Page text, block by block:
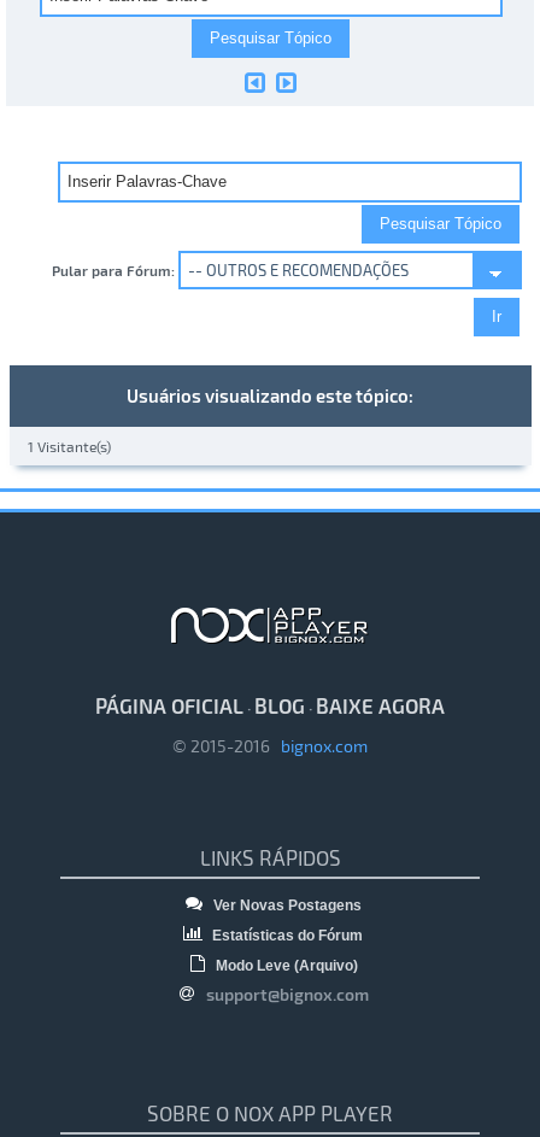
Pular para Fórum:
Usuários visualizando este tópico:
1 Visitante(s)
PÁGINA OFICIAL · BLOG · BAIXE AGORA
© 2015-2016 bignox.com
LINKS RÁPIDOS
Ver Novas Postagens
Estatísticas do Fórum
Modo Leve (Arquivo)
support@bignox.com
SOBRE O NOX APP PLAYER